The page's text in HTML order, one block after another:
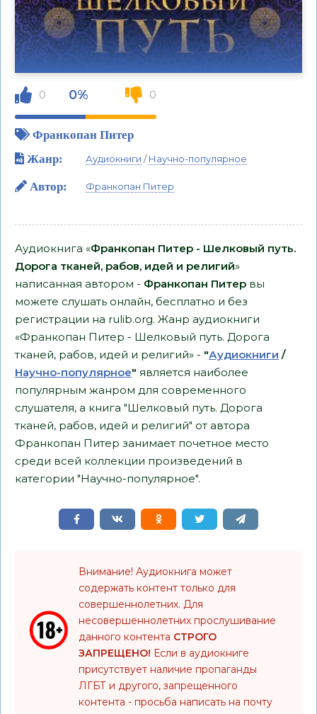
0 0% 0
Франкопан Питер
Жанр:
Аудиокниги /Научно-популярное
Автор: Франкопан Питер
Аудиокнига «Франкопан Питер - Шелковый путь.
Дорога тканей, рабов, идей и религий»
написанная автором - Франкопан Питер вы
можете слушать онлайн, бесплатно и без
регистрации на rulib.org. Жанр аудиокниги
«Франкопан Питер - Шелковый путь. Дорога
тканей, рабов, идей и религий» - "Аудиокниги /
Научно-популярное" является наиболее
популярным жанром для современного
слушателя, а книга "Шелковый путь. Дорога
тканей, рабов, идей и религий" от автора
Франкопан Питер занимает почетное место
среди всей коллекции произведений в
категории "Научно-популярное".
Внимание! Аудиокнига может
содержать контент только для
совершеннолетних. Для
несовершеннолетних прослушивание
данного контента СТРОГО
ЗАПРЕЩЕНО! Если в аудиокниге
присутствует наличие пропаганды
ЛГБТ и другого, запрещенного
контента - просьба написать на почту